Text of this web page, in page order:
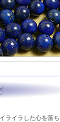
ライラした心を落ち